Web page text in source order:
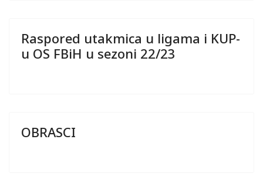
Raspored utakmica u ligama i KUP-
u OS FBiH u sezoni 22/23
OBRASCI